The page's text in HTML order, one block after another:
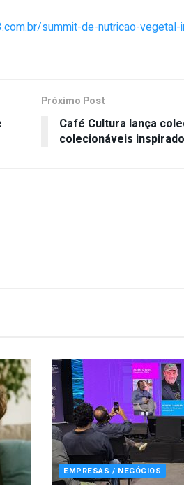
summit-de-nutricao-vegetal-
Próximo Post
Café Cultura lança
colecionáveis
EMPRESAS / NEGÓCIOS